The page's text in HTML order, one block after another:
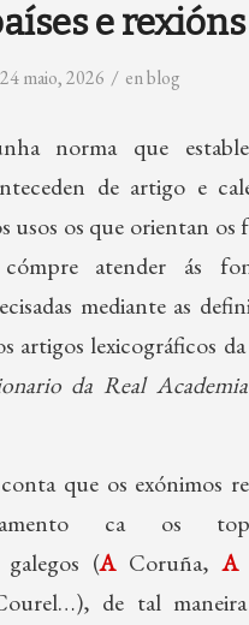
e rexións
24 maio, 2026 / enblog
norma que
de artigo e
usos os que orientan os
atender ás
mediante as
artigos lexicográficos
da Real
que os exónimos
ca os
galegos (ACoruña,A
de tal